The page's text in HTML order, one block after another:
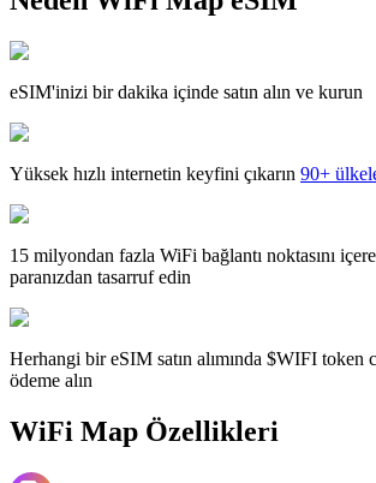
eSIM'inizi bir dakika içinde satın alın ve kurun
Yüksek hızlı internetin keyfini çıkarın 90+
15 milyondan fazla WiFi bağlantı noktasını
paranızdan tasarruf edin
Herhangi bir eSIM satın alımında $WIFI token
ödeme alın
WiFi Map Özellikleri